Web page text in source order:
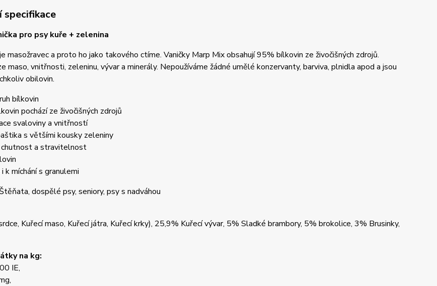
specifikace
pro psy kuře + zelenina
masožravec a proto ho jako takového ctíme. Vaničky Marp Mix obsahují 95% bílkovin ze živočišných zdrojů.
maso, vnitřnosti, zeleninu, vývar a minerály. Nepoužíváme žádné umělé konzervanty, barviva, plnidla apod a jsou
obilovin.
bílkovin
pochází ze živočišných zdrojů
svaloviny a vnitřností
s většími kousky zeleniny
a stravitelnost
k míchání s granulemi
Štěňata, dospělé psy, seniory, psy s nadváhou
Kuřecí maso, Kuřecí játra, Kuřecí krky), 25,9% Kuřecí vývar, 5% Sladké brambory, 5% brokolice, 3% Brusinky,
na kg:
IE,